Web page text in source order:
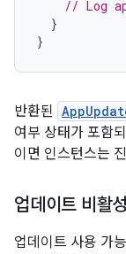
// Log
}
}
반환된
여부 상태가 포함
이면 인스턴스는
업데이트 비활
업데이트 사용 가